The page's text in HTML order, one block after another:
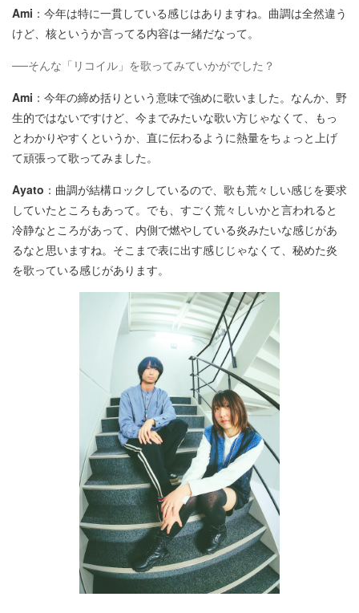
Ami ：今年は特に一貫している感じはありますね。曲調は全然違う
けど、核というか言ってる内容は一緒だなって。
──そんな「リコイル」を歌ってみていかがでした？
Ami ：今年の締め括りという意味で強めに歌いました。なんか、野
生的ではないですけど、今までみたいな歌い方じゃなくて、もっ
とわかりやすくというか、直に伝わるように熱量をちょっと上げ
て頑張って歌ってみました。
Ayato ：曲調が結構ロックしているので、歌も荒々しい感じを要求
していたところもあって。でも、すごく荒々しいかと言われると
冷静なところがあって、内側で燃やしている炎みたいな感じがあ
るなと思いますね。そこまで表に出す感じじゃなくて、秘めた炎
を歌っている感じがあります。